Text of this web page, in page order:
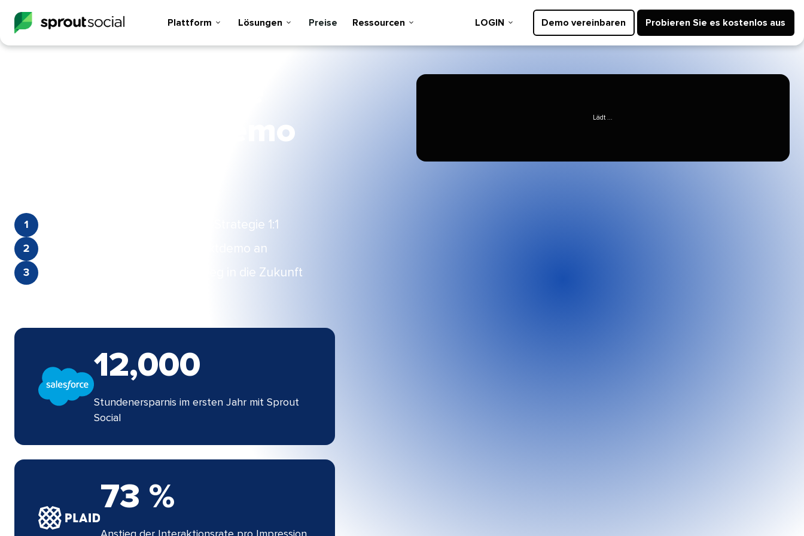
Plattform​​ Lösungen​​ Preise​​ Ressourcen​​ LOGIN​​ Demo vereinbaren​​ Probieren Sie es kostenlos aus​​
persönliche Demo
Bewerten Sie Ihre Social Media-Strategie 1:1​​
Sehen Sie sich eine Live-Produktdemo an​​
Bestimmen Sie Ihren besten Weg in die Zukunft​​
12,000​​
Stundenersparnis im ersten Jahr mit Sprout
Social​​
73 %​​
Lädt ...​​